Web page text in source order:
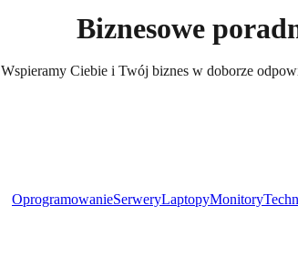
Biznesowe
Wspieramy Ciebie i Twój biznes w doborze
OprogramowanieSerweryLaptopyMonitory